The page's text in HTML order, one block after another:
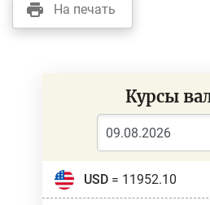
На печать
Курсы
USD= 11952.10